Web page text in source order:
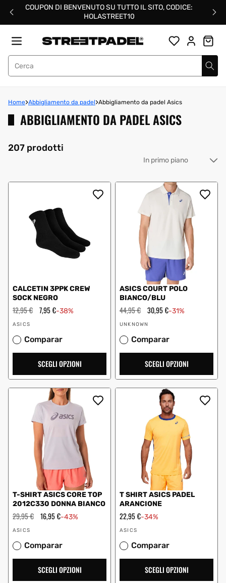
COUPON DI BENVENUTO SU TUTTO IL SITO, CODICE:
HOLASTREET10
Street Padel
Home Abbigliamento da padel Abbigliamento da padel Asics
ABBIGLIAMENTO DA PADEL ASICS
207 prodotti
CALCETIN 3PPK CREW
SOCK NEGRO
Prezzo
regolare
12,95 € Prezzo
scontato
7,95 €-38%
Fornitore:
ASICS
Comparar
SCEGLI OPZIONI
ASICS COURT POLO
BIANCO/BLU
Prezzo
regolare
44,95 € Prezzo
scontato
30,95 €-31%
Fornitore:
UNKNOWN
Comparar
SCEGLI OPZIONI
T-SHIRT ASICS CORE TOP
2012C330 DONNA BIANCO
Prezzo
regolare
29,95 € Prezzo
scontato
16,95 €-43%
Fornitore:
ASICS
Comparar
SCEGLI OPZIONI
T SHIRT ASICS PADEL
ARANCIONE
Prezzo
scontato
22,95 €-34%
Fornitore:
ASICS
Comparar
SCEGLI OPZIONI